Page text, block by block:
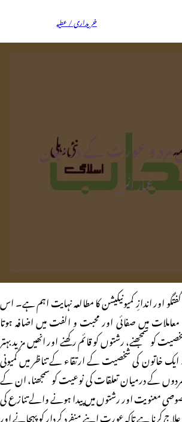
خریداری / عطیہ
مرد و عورت کے درمیان
عمار انس
اور اندازِ کمیونیکیشن کا مطالعہ نہایت اہم ہے۔ اس
میں صفائی اور محبت و الفت میں اضافہ ہوتا
سمجھنے، رشتوں کو قائم رکھنے اور انھیں مزید بہتر
ایک خاتون کی شخصیت کے ارتقاء کے تناظر میں کمیونی
کے درمیان تعلقات کی نوعیت کو سمجھنا، ان کے
معنویت اور رشتوں میں پیدا ہونے والے تنازع کی
کرنا ہے تاکہ عورت اپنے منفرد کردار کو پہچانے اور